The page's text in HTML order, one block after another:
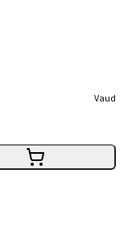
Vaud